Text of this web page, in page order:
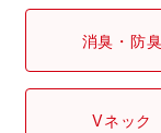
ファン付き
電熱ウェア
アイトス ランキング
エアークラフト
消臭・防臭
Vネック